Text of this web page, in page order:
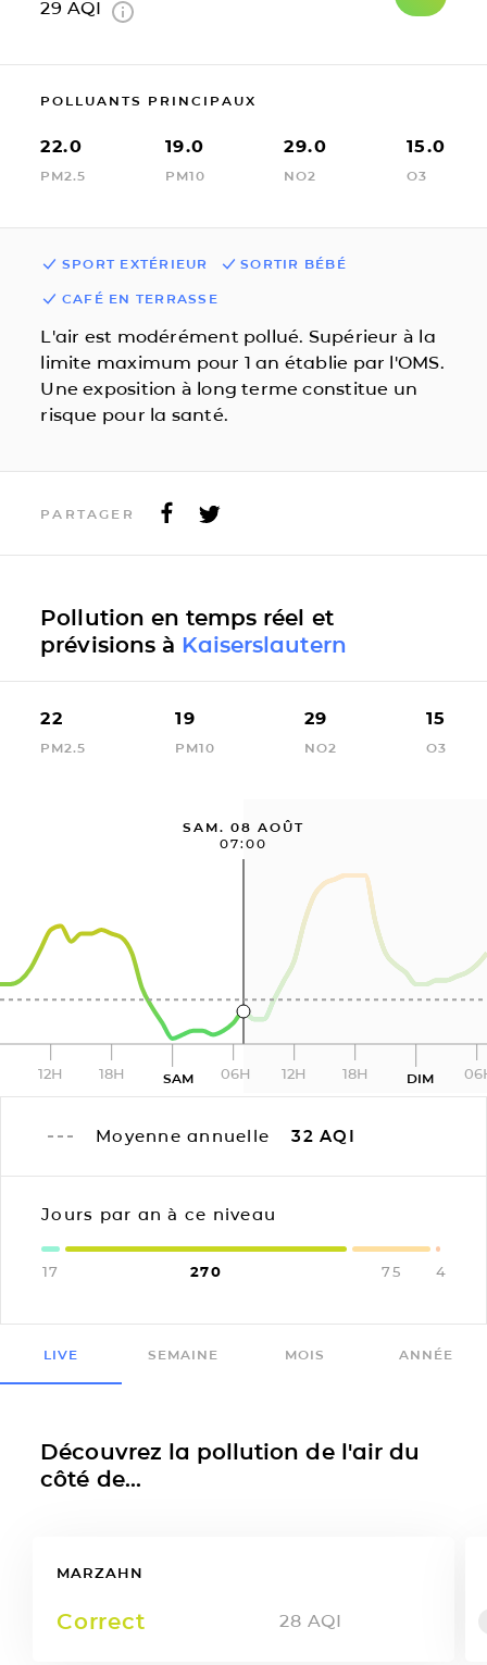
29 AQI
POLLUANTS PRINCIPAUX
22.0
PM2.5
19.0
PM10
29.0
NO2
15.0
O3
SPORT EXTÉRIEUR SORTIR BÉBÉ
CAFÉ EN TERRASSE
L'air est modérément pollué. Supérieur à la
limite maximum pour 1 an établie par l'OMS.
Une exposition à long terme constitue un
risque pour la santé.
PARTAGER
Pollution en temps réel et
prévisions à Kaiserslautern
22
PM2.5
19
PM10
29
NO2
15
O3
SAM. 08 AOÛT
07:00
12H 18H SAM 06H 12H 18H DIM
Moyenne annuelle 32 AQI
Jours par an à ce niveau
17 270 75 4
LIVE SEMAINE MOIS ANNÉE
Découvrez la pollution de l'air du
côté de...
MARZAHN
Correct 28 AQI